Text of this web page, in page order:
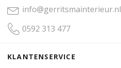
info@gerritsmainterieur.nl
0592 313 477
KLANTENSERVICE